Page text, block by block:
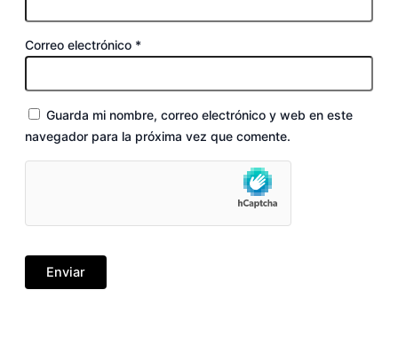
Correo electrónico *
Guarda mi nombre, correo electrónico y web en este
navegador para la próxima vez que comente.